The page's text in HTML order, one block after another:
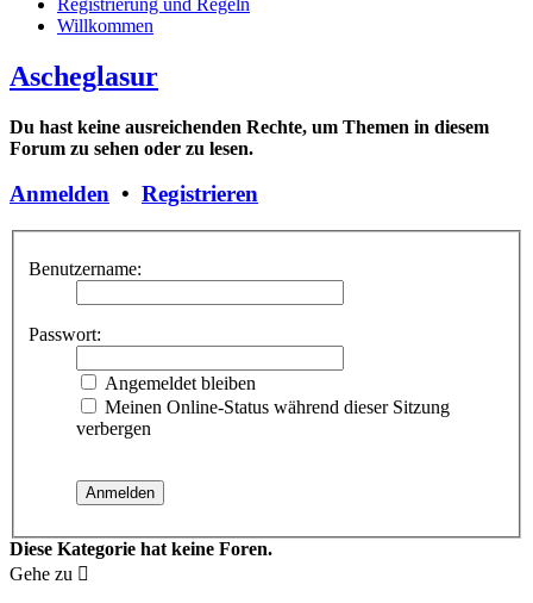
Willkommen
Ascheglasur
Du hast keine ausreichenden Rechte, um Themen in diesem
Forum zu sehen oder zu lesen.
Anmelden • Registrieren
Benutzername:
Passwort:
Angemeldet bleiben
Meinen Online-Status während dieser Sitzung
verbergen
Diese Kategorie hat keine Foren.
Gehe zu